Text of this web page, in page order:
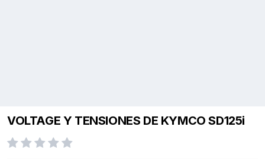
VOLTAGE Y TENSIONES DE KYMCO SD125i